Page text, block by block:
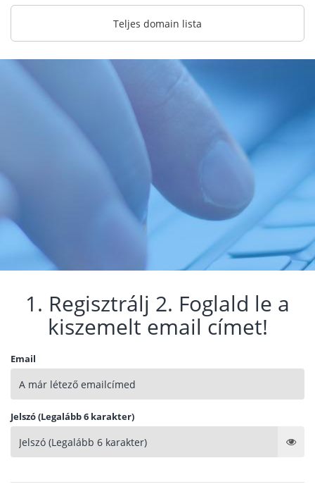
Teljes domain lista
1. Regisztrálj 2. Foglald le a
kiszemelt email címet!
Email
Jelszó (Legalább 6 karakter)